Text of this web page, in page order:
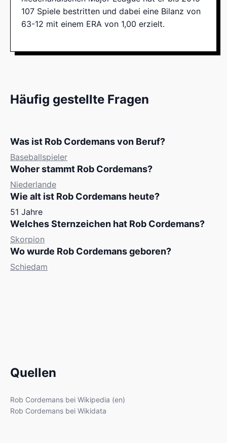
107 Spiele bestritten und dabei eine Bilanz von
63-12 mit einem ERA von 1,00 erzielt.
Häufig gestellte Fragen
Was ist Rob Cordemans von Beruf?
Baseballspieler
Woher stammt Rob Cordemans?
Niederlande
Wie alt ist Rob Cordemans heute?
51 Jahre
Welches Sternzeichen hat Rob Cordemans?
Skorpion
Wo wurde Rob Cordemans geboren?
Schiedam
Quellen
Rob Cordemans bei Wikipedia (en)
Rob Cordemans bei Wikidata